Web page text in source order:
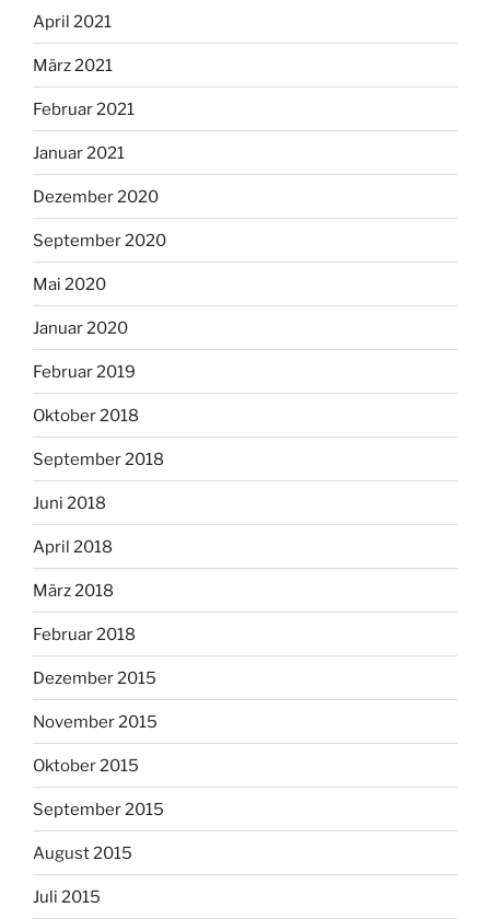
April 2021
März 2021
Februar 2021
Januar 2021
Dezember 2020
September 2020
Mai 2020
Januar 2020
Februar 2019
Oktober 2018
September 2018
Juni 2018
April 2018
März 2018
Februar 2018
Dezember 2015
November 2015
Oktober 2015
September 2015
August 2015
Juli 2015